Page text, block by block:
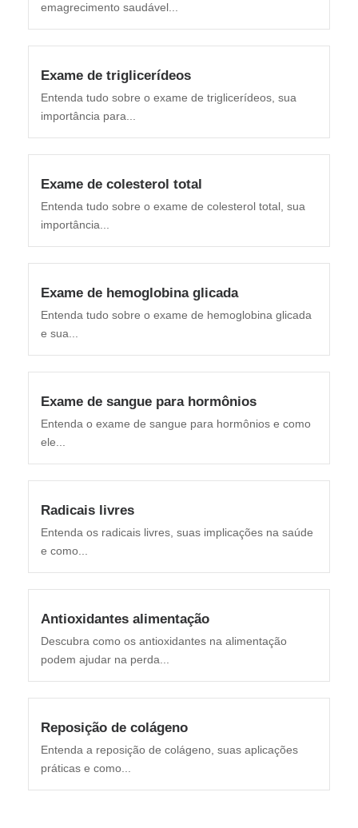
emagrecimento saudável...
Exame de triglicerídeos
Entenda tudo sobre o exame de triglicerídeos, sua
importância para...
Exame de colesterol total
Entenda tudo sobre o exame de colesterol total, sua
importância...
Exame de hemoglobina glicada
Entenda tudo sobre o exame de hemoglobina glicada
e sua...
Exame de sangue para hormônios
Entenda o exame de sangue para hormônios e como
ele...
Radicais livres
Entenda os radicais livres, suas implicações na saúde
e como...
Antioxidantes alimentação
Descubra como os antioxidantes na alimentação
podem ajudar na perda...
Reposição de colágeno
Entenda a reposição de colágeno, suas aplicações
práticas e como...